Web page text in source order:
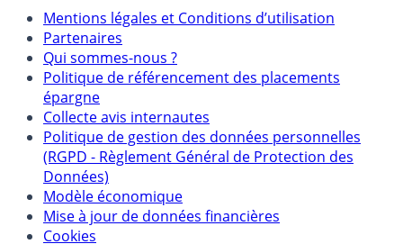
Mentions
Mentions légales et Conditions d’utilisation
Partenaires
Qui sommes-nous ?
Politique de référencement des placements
épargne
Collecte avis internautes
Politique de gestion des données personnelles
(RGPD - Règlement Général de Protection des
Données)
Modèle économique